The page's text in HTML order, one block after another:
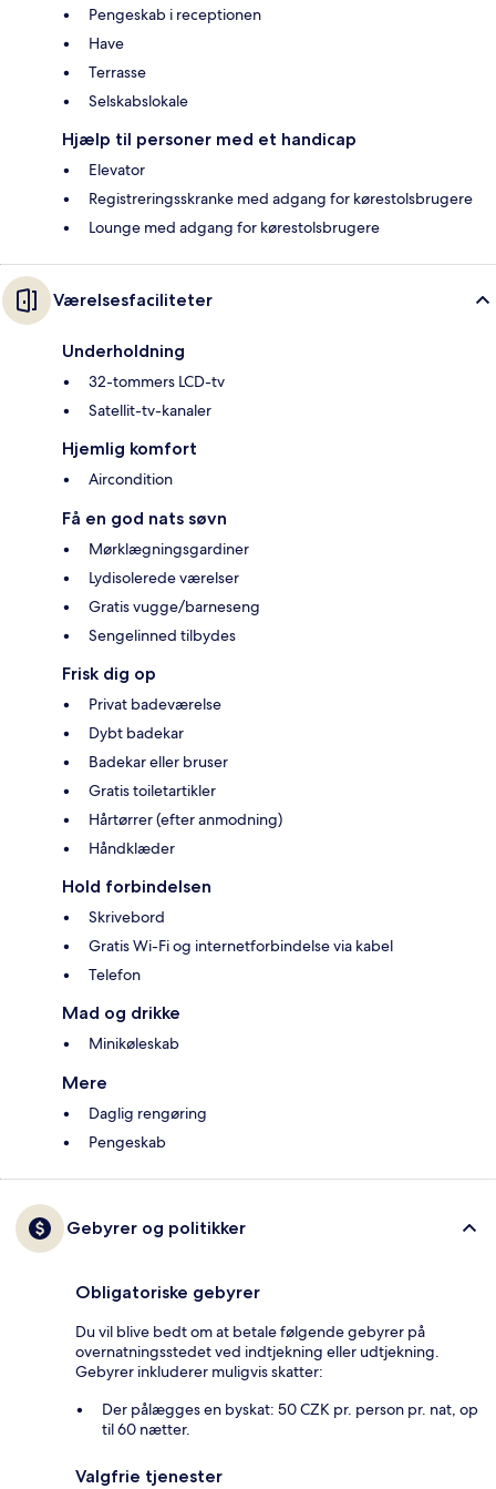
Pengeskab i receptionen
Have
Terrasse
Selskabslokale
Hjælp til personer med et handicap
Elevator
Registreringsskranke med adgang for kørestolsbrugere
Lounge med adgang for kørestolsbrugere
Værelsesfaciliteter
Underholdning
32-tommers LCD-tv
Satellit-tv-kanaler
Hjemlig komfort
Aircondition
Få en god nats søvn
Mørklægningsgardiner
Lydisolerede værelser
Gratis vugge/barneseng
Sengelinned tilbydes
Frisk dig op
Privat badeværelse
Dybt badekar
Badekar eller bruser
Gratis toiletartikler
Hårtørrer (efter anmodning)
Håndklæder
Hold forbindelsen
Skrivebord
Gratis Wi-Fi og internetforbindelse via kabel
Telefon
Mad og drikke
Minikøleskab
Mere
Daglig rengøring
Pengeskab
Gebyrer og politikker
Obligatoriske gebyrer
Du vil blive bedt om at betale følgende gebyrer på
overnatningsstedet ved indtjekning eller udtjekning.
Gebyrer inkluderer muligvis skatter:
Der pålægges en byskat: 50 CZK pr. person pr. nat, op
til 60 nætter.
Valgfrie tjenester